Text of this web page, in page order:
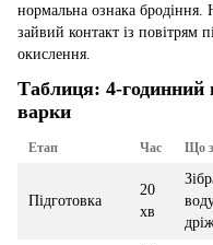
нормальна ознака бродіння.
зайвий контакт із повітрям
окислення.
Таблиця: 4-годинний
варки
Етап Час Що
Підготовка
20
хв